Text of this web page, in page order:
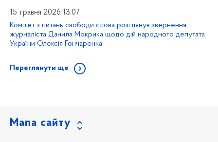
15 травня 2026 13:07
Комітет з питань свободи слова розглянув звернення
журналіста Данила Мокрика щодо дій народного депутата
України Олексія Гончаренка
Переглянути ще
Мапа сайту